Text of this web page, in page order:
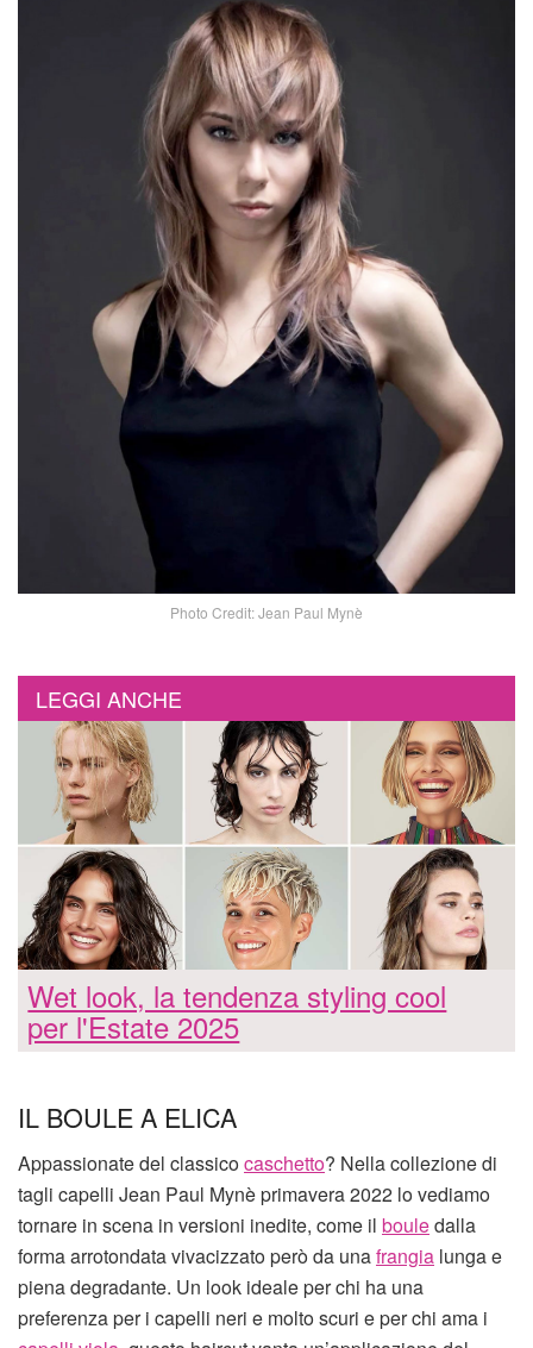
Photo Credit: Jean Paul Mynè
LEGGI ANCHE
Wet look, la tendenza styling cool
per l'Estate 2025
IL BOULE A ELICA
Appassionate del classicocaschetto? Nella collezione di
tagli capelli Jean Paul Mynè primavera 2022 lo vediamo
tornare in scena in versioni inedite, come il bouledalla
forma arrotondata vivacizzato però da unafrangia lunga e
piena degradante. Un look ideale per chi ha una
preferenza per i capelli neri e molto scuri e per chi ama i